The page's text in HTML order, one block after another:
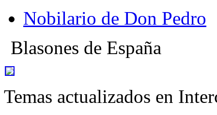
Nobilario de Don Pedro
Blasones de España
Temas actualizados en